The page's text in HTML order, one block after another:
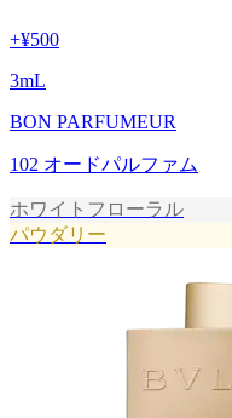
+¥500
3mL
BON PARFUMEUR
102 オードパルファム
ホワイトフローラル
パウダリー